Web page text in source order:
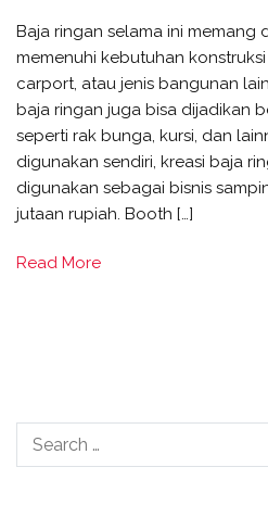
Baja ringan selama ini memang
memenuhi kebutuhan
carport, atau jenis bangunan
baja ringan juga bisa dijadikan
seperti rak bunga, kursi, dan
digunakan sendiri, kreasi baja
digunakan sebagai bisnis
jutaan rupiah. Booth […]
Read More